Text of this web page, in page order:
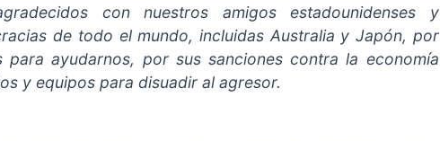
con nuestros amigos estadounidenses y
de todo el mundo, incluidas Australia y Japón, por
para ayudarnos, por sus sanciones contra la economía
y equipos para disuadir al agresor.